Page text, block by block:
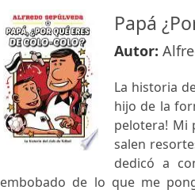
Papá
Autor:
La historia
hijo de la
pelotera! Mi
salen
dedicó a
embobado de lo que me